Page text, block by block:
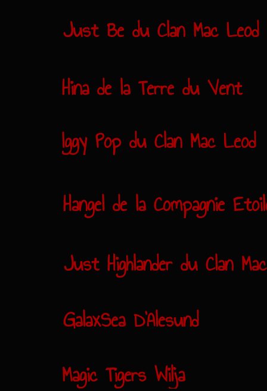
Just Be du Clan Mac Leod
Hina de la Terre du Vent
Iggy Pop du Clan Mac Leod
Hangel de la Compagnie
Just Highlander du Clan
GalaxSea D'Alesund
Magic Tigers Wilja